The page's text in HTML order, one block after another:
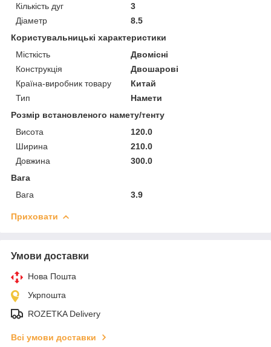
Кількість дуг
3
Діаметр
8.5
Користувальницькі характеристики
Місткість
Двомісні
Конструкція
Двошарові
Країна-виробник товару
Китай
Тип
Намети
Розмір встановленого намету/тенту
Висота
120.0
Ширина
210.0
Довжина
300.0
Вага
Вага
3.9
Приховати
Умови доставки
Нова Пошта
Укрпошта
ROZETKA Delivery
Всі умови доставки